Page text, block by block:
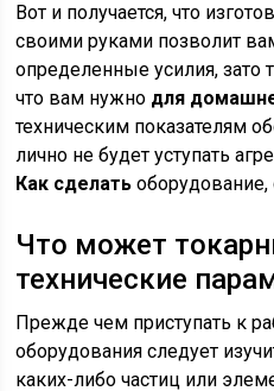
Вот и получается, что
своими руками позволит
определенные усилия, зато
что вам нужно для
техническим показателям
лично не будет уступать
Как сделать оборудование,
Что может
технические
Прежде чем приступать к
оборудования следует
каких-либо частиц или